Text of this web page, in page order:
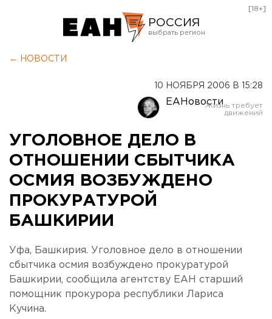
РОССИЯ
Оренбург
[18+]
← НОВОСТИ
10 НОЯБРЯ 2006 В 15:28
ЕАНовости
УГОЛОВНОЕ ДЕЛО В
ОТНОШЕНИИ СБЫТЧИКА
ОСМИЯ ВОЗБУЖДЕНО
ПРОКУРАТУРОЙ
БАШКИРИИ
Уфа, Башкирия. Уголовное дело в отношении
сбытчика осмия возбуждено прокуратурой
Башкирии, сообщила агентству ЕАН старший
помощник прокурора республики Лариса
Кучина.